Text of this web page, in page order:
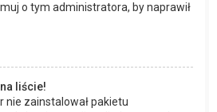
o tym administratora, by naprawił
liście!
nie zainstalował pakietu